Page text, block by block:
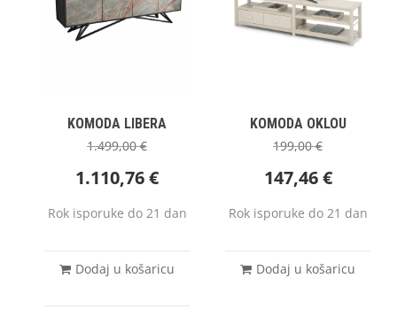
KOMODA LIBERA
1.499,00€
1.110,76€
Rok isporuke do 21 dan
Dodaj u košaricu
KOMODA OKLOU
199,00€
147,46€
Rok isporuke do 21 dan
Dodaj u košaricu